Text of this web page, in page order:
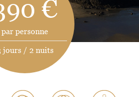
€
par personne
jours / 2 nuits